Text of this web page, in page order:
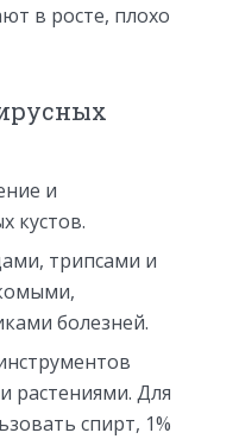
в росте, плохо
и
кустов.
трипсами и
болезней.
растениями. Для
спирт, 1%